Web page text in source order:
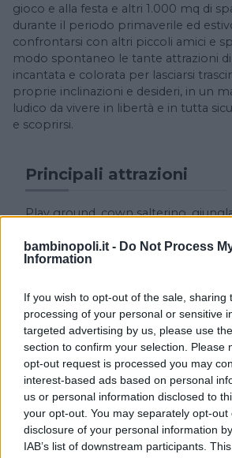
bambinopoli.it - Do Not Process
Information
If you wish to opt-out of the sale, sharing
processing of your personal or sensitive
targeted advertising by us, please use
section to confirm your selection. Please
opt-out request is processed you may
interest-based ads based on personal
us or personal information disclosed to
your opt-out. You may separately opt-
disclosure of your personal information
IAB’s list of downstream participants.
gioco e alla festa e altri 1.000 mq di
durante il periodo primaverile ed
confrontarsi con altri piccoli amici e
modo spontaneo le tante attrazioni di
incantata e colorata per lasciarsi
proprie inclinazioni e desideri, in un
ludico da vivere in libertà e in tutta
e scoprirsi.
Principali attrazioni
Play ground, cown salterino,
Strutture ludiche
Spazio gioco appositamente
per i bambini dai 6 ai 18 mesi, per
più piccoli fantastiche e magiche
sicurezza.
Servizi
Feste per bambini, possibilità di
con pacchetti che includono fino a